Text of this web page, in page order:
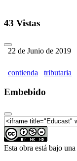
43 Vistas
22 de Junio de 2019
contienda tributaria
Embebido
Esta obra está bajo una